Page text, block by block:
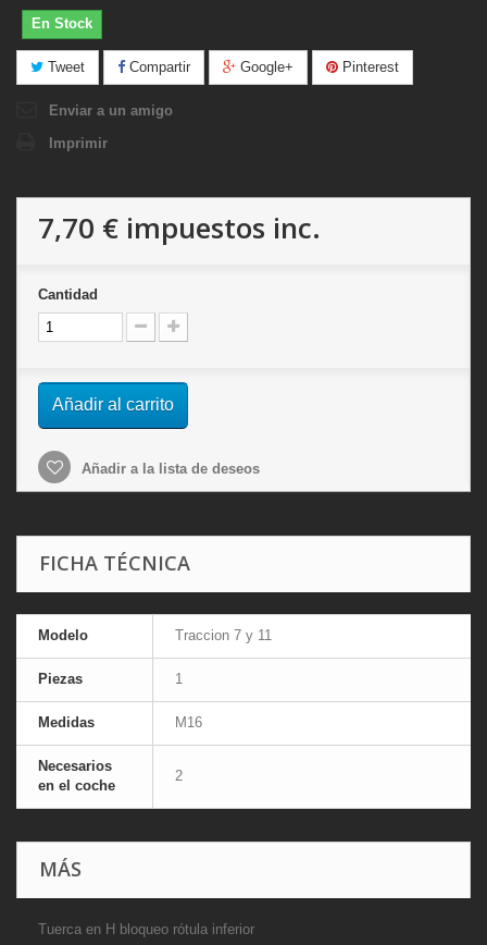
En Stock
Tweet Compartir Google+ Pinterest
Enviar a un amigo
Imprimir
7,70 € impuestos inc.
Cantidad
Añadir al carrito
Añadir a la lista de deseos
FICHA TÉCNICA
Modelo Traccion 7 y 11
Piezas 1
Medidas M16
Necesarios
en el coche
2
MÁS
Tuerca en H bloqueo rótula inferior